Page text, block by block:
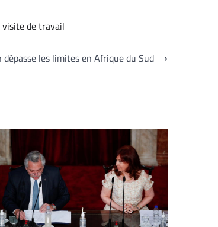
visite de travail
dépasse les limites en Afrique du Sud⟶